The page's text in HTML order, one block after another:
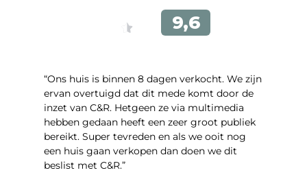
“Ons huis is binnen 8 dagen verkocht. We zijn
ervan overtuigd dat dit mede komt door de
inzet van C&R. Hetgeen ze via multimedia
hebben gedaan heeft een zeer groot publiek
bereikt. Super tevreden en als we ooit nog
een huis gaan verkopen dan doen we dit
beslist met C&R.”